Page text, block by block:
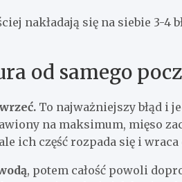
nakładają się na siebie 3-4
od samego
To najważniejszy błąd i
na maksimum, mięso
ich część rozpada się i wraca
, potem całość powoli